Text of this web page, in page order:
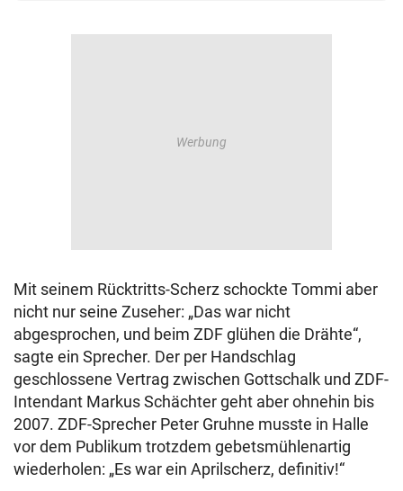
Mit seinem Rücktritts-Scherz schockte Tommi aber
nicht nur seine Zuseher: „Das war nicht
abgesprochen, und beim ZDF glühen die Drähte“,
sagte ein Sprecher. Der per Handschlag
geschlossene Vertrag zwischen Gottschalk und ZDF-
Intendant Markus Schächter geht aber ohnehin bis
2007. ZDF-Sprecher Peter Gruhne musste in Halle
vor dem Publikum trotzdem gebetsmühlenartig
wiederholen: „Es war ein Aprilscherz, definitiv!“